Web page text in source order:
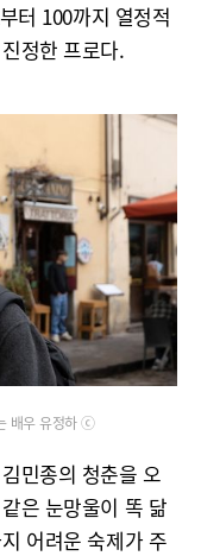
터 100까지 열정적
정한 프로다.
배우 유정하 ⓒ
민종의 청춘을 오
은 눈망울이 똑 닮
어려운 숙제가 주